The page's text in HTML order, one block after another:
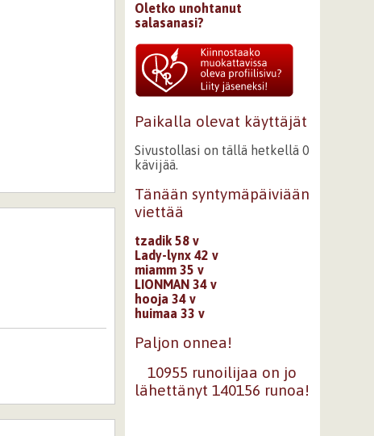
Oletko unohtanut
salasanasi?
Paikalla olevat käyttäjät
Sivustollasi on tällä hetkellä 0
kävijää.
Tänään syntymäpäiviään
viettää
tzadik 58 v
Lady-lynx 42 v
miamm 35 v
LIONMAN 34 v
hooja 34 v
huimaa 33 v
Paljon onnea!
10955 runoilijaa on jo
lähettänyt 140156 runoa!